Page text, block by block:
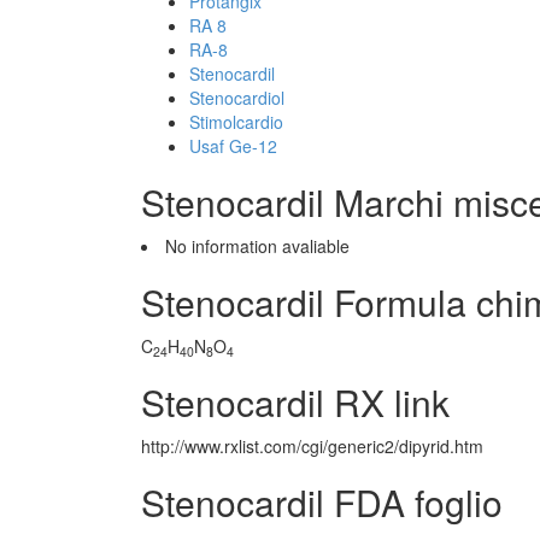
RA 8
RA-8
Stenocardil
Stenocardiol
Stimolcardio
Usaf Ge-12
Stenocardil Marchi
No information avaliable
Stenocardil Formula
C24H40N8O4
Stenocardil RX link
http://www.rxlist.com/cgi/generic2/dipyrid.htm
Stenocardil FDA foglio